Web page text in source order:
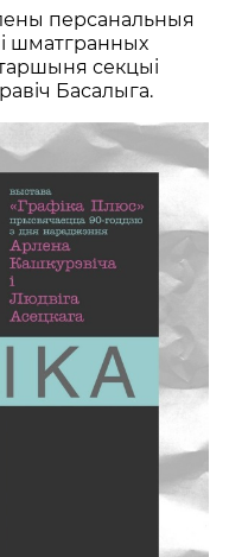
персанальныя
і шматгранных
секцыі
Басалыга.